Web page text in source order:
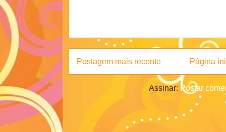
Postagem mais recente Página
Assinar: Postar